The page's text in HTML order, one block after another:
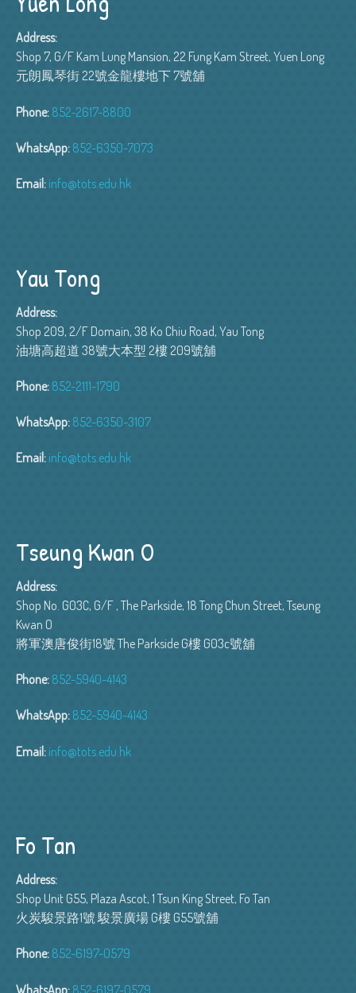
Address:
Shop 7, G/F Kam Lung Mansion, 22 Fung Kam Street, Yuen Long
元朗鳳琴街 22號金龍樓地下 7號舖
Phone: 852-2617-8800
WhatsApp: 852-6350-7073
Email: info@tots.edu.hk
Yau Tong
Address:
Shop 209, 2/F Domain, 38 Ko Chiu Road, Yau Tong
油塘高超道 38號大本型 2樓 209號舖
Phone: 852-2111-1790
WhatsApp: 852-6350-3107
Email: info@tots.edu.hk
Tseung Kwan O
Address:
Shop No. G03C, G/F , The Parkside, 18 Tong Chun Street, Tseung
Kwan O
將軍澳唐俊街18號 The Parkside G樓 G03c號舖
Phone: 852-5940-4143
WhatsApp: 852-5940-4143
Email: info@tots.edu.hk
Fo Tan
Address:
Shop Unit G55, Plaza Ascot, 1 Tsun King Street, Fo Tan
火炭駿景路1號 駿景廣場 G樓 G55號舖
Phone: 852-6197-0579
WhatsApp: 852-6197-0579